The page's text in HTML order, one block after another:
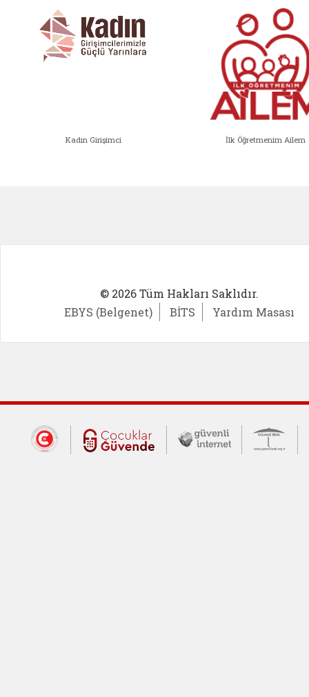
Kadın Girişimci İlk Öğretmenim Ailem
© 2026 Tüm Hakları Saklıdır.
EBYS (Belgenet)
BİTS Yardım Masası
Dış Bağlantılar
Cumhurbaşkanlığı İletişim Merkezi
Çocuklar Güvende (yeni
Güvenli